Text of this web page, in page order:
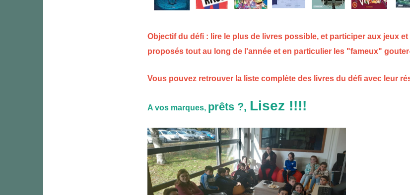
Objectif du défi : lire le plus de livres possible, et participer aux jeux
proposés tout au long de l'année et en particulier les "fameux"
Vous pouvez retrouver la liste complète des livres du défi avec leur
A vos marques, prêts ?, Lisez !!!!